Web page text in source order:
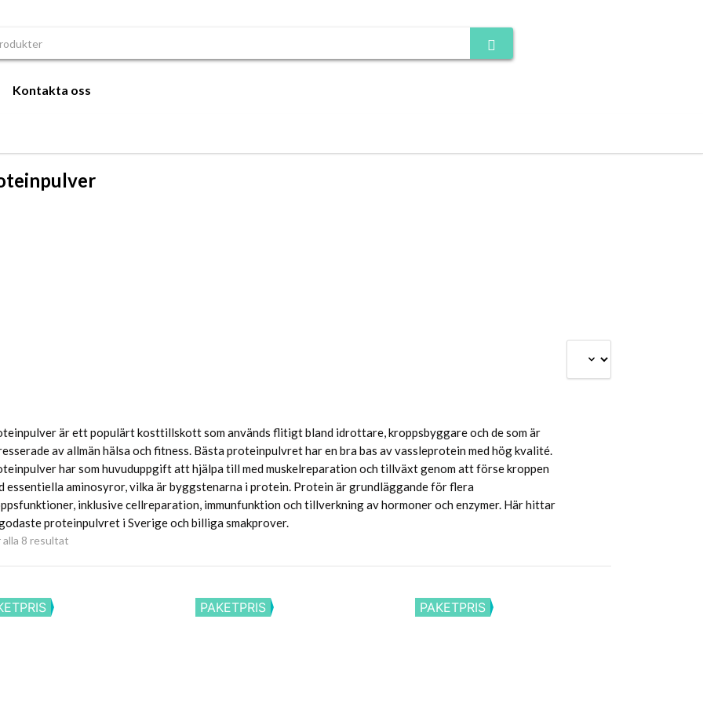
Kontakta oss
är ett populärt kosttillskott som används flitigt bland idrottare, kroppsbyggare och de som är
av allmän hälsa och fitness. Bästa proteinpulvret har en bra bas av vassleprotein med hög kvalité.
har som huvuduppgift att hjälpa till med muskelreparation och tillväxt genom att förse kroppen
essentiella aminosyror, vilka är byggstenarna i protein. Protein är grundläggande för flera
inklusive cellreparation, immunfunktion och tillverkning av hormoner och enzymer. Här hittar
proteinpulvret i Sverige och billiga smakprover.
alla 8 resultat
PAKETPRIS PAKETPRIS